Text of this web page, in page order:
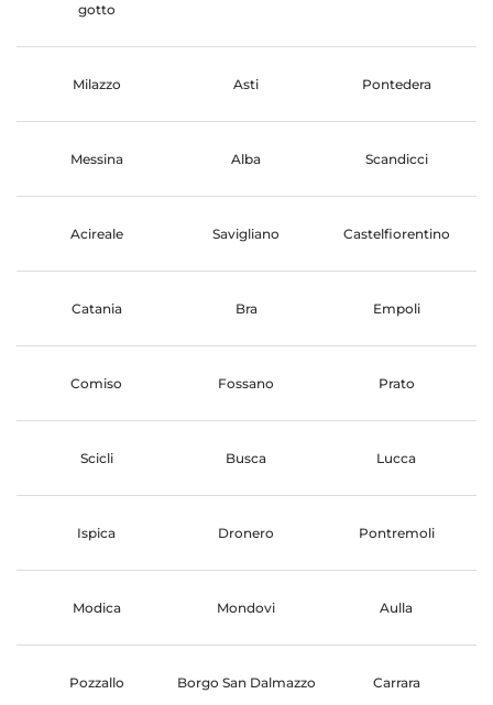
gotto
Milazzo Asti Pontedera
Messina Alba Scandicci
Acireale Savigliano Castelfiorentino
Catania Bra Empoli
Comiso Fossano Prato
Scicli Busca Lucca
Ispica Dronero Pontremoli
Modica Mondovi Aulla
Pozzallo Borgo San Dalmazzo Carrara